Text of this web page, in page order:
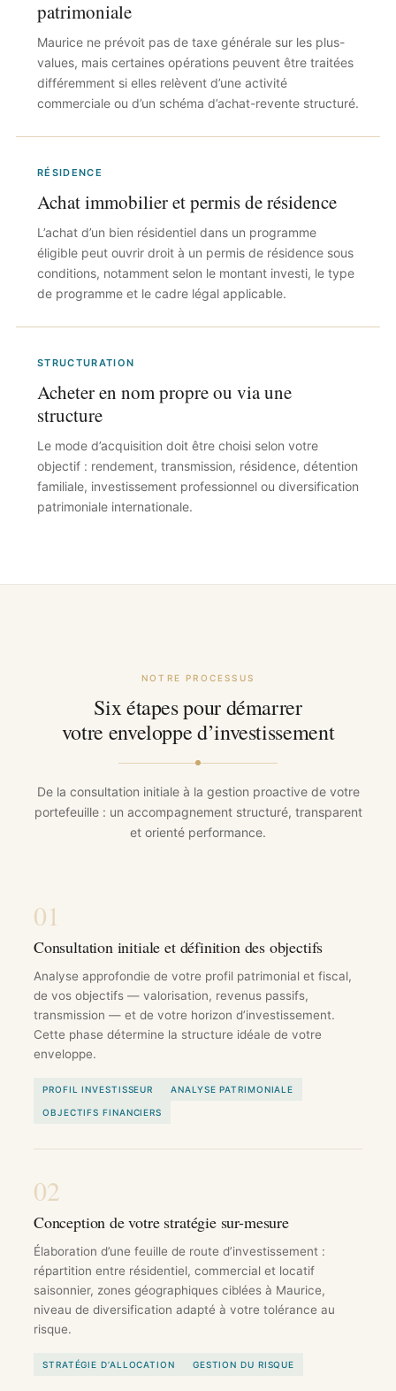
patrimoniale
Maurice ne prévoit pas de taxe générale sur les plus-
values, mais certaines opérations peuvent être traitées
différemment si elles relèvent d’une activité
commerciale ou d’un schéma d’achat-revente structuré.
RÉSIDENCE
Achat immobilier et permis de résidence
L’achat d’un bien résidentiel dans un programme
éligible peut ouvrir droit à un permis de résidence sous
conditions, notamment selon le montant investi, le type
de programme et le cadre légal applicable.
STRUCTURATION
Acheter en nom propre ou via une
structure
Le mode d’acquisition doit être choisi selon votre
objectif : rendement, transmission, résidence, détention
familiale, investissement professionnel ou diversification
patrimoniale internationale.
NOTRE PROCESSUS
Six étapes pour démarrer
votre enveloppe d’investissement
De la consultation initiale à la gestion proactive de votre
portefeuille : un accompagnement structuré, transparent
et orienté performance.
01
Consultation initiale et définition des objectifs
Analyse approfondie de votre profil patrimonial et fiscal,
de vos objectifs — valorisation, revenus passifs,
transmission — et de votre horizon d’investissement.
Cette phase détermine la structure idéale de votre
enveloppe.
PROFIL INVESTISSEUR ANALYSE PATRIMONIALE
OBJECTIFS FINANCIERS
02
Conception de votre stratégie sur-mesure
Élaboration d’une feuille de route d’investissement :
répartition entre résidentiel, commercial et locatif
saisonnier, zones géographiques ciblées à Maurice,
niveau de diversification adapté à votre tolérance au
risque.
STRATÉGIE D’ALLOCATION GESTION DU RISQUE